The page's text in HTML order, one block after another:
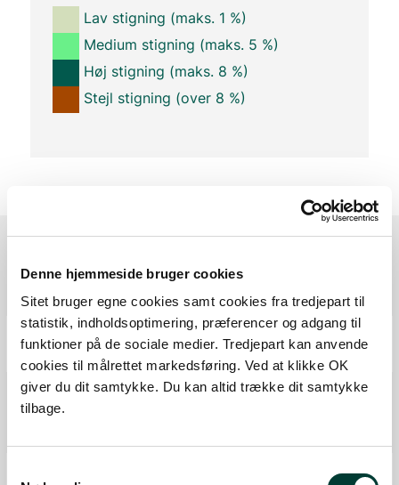
Denne hjemmeside bruger cookies
Sitet bruger egne cookies samt cookies fra tredjepart til
statistik, indholdsoptimering, præferencer og adgang til
funktioner på de sociale medier. Tredjepart kan anvende
cookies til målrettet markedsføring. Ved at klikke OK
giver du dit samtykke. Du kan altid trække dit samtykke
tilbage.
Lav stigning (maks. 1 %)
Medium stigning (maks. 5 %)
Høj stigning (maks. 8 %)
Stejl stigning (over 8 %)
Ruten i detaljer
Start
Samlet:
Frit teltningsområde
Frit teltningsområde